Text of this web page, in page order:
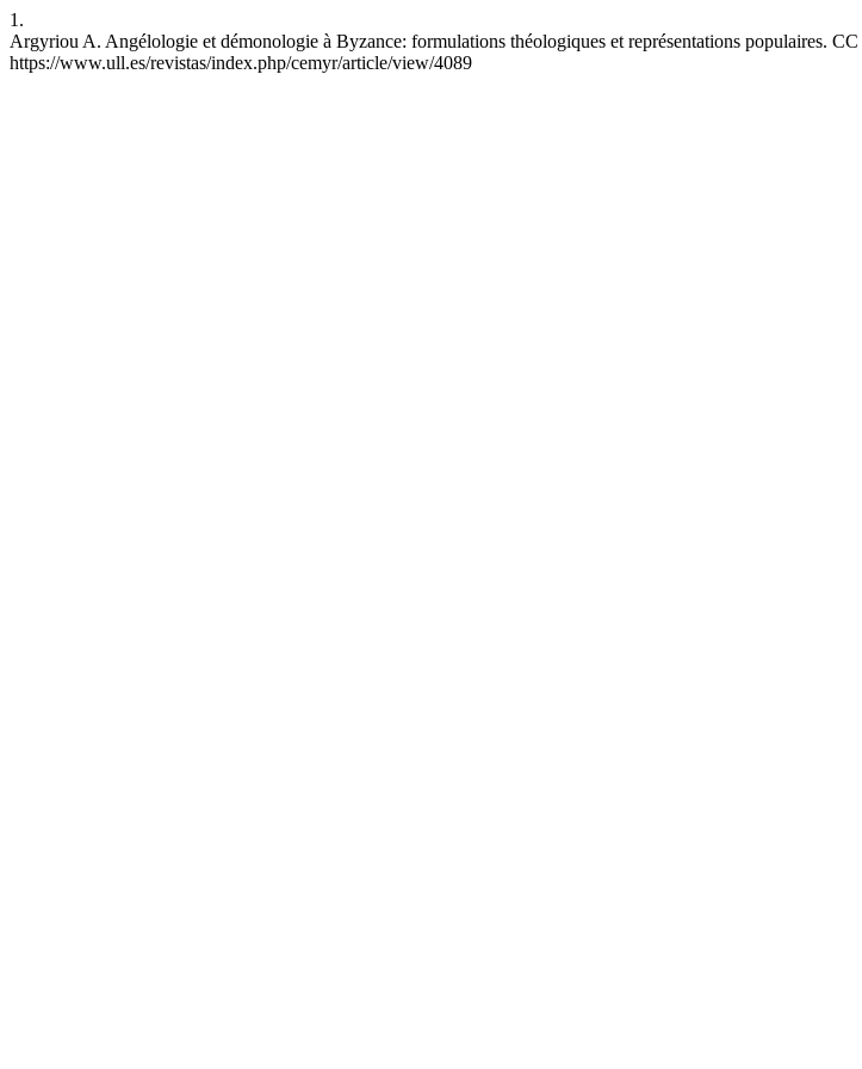
1.
Argyriou A. Angélologie et démonologie à Byzance: formulations théologiques et représentations populaires.
https://www.ull.es/revistas/index.php/cemyr/article/view/4089